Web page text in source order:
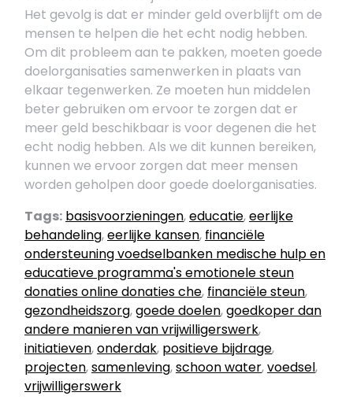
Het gevolg is dat er minder geld overblijft om de
mensen te helpen die het echt nodig hebben.
Om dit probleem aan te pakken, moeten goede
doelorganisaties samenwerken in plaats van
elkaar tegenwerken. Ze moeten hun middelen
beter gebruiken om ervoor te zorgen dat er
meer geld beschikbaar is voor degenen die het
echt nodig hebben. Als we dit kunnen bereiken,
kunnen we ervoor zorgen dat meer mensen
worden geholpen door goede doelorganisaties.
Tags: basisvoorzieningen,educatie,eerlijke
behandeling,eerlijke kansen, financiële
ondersteuning voedselbanken medische hulp en
educatieve programma's emotionele steun
donaties online donaties che, financiële steun,
gezondheidszorg,goede doelen,goedkoper dan
andere manieren van vrijwilligerswerk,
initiatieven,onderdak, positieve bijdrage,
projecten,samenleving,schoon water,voedsel,
vrijwilligerswerk